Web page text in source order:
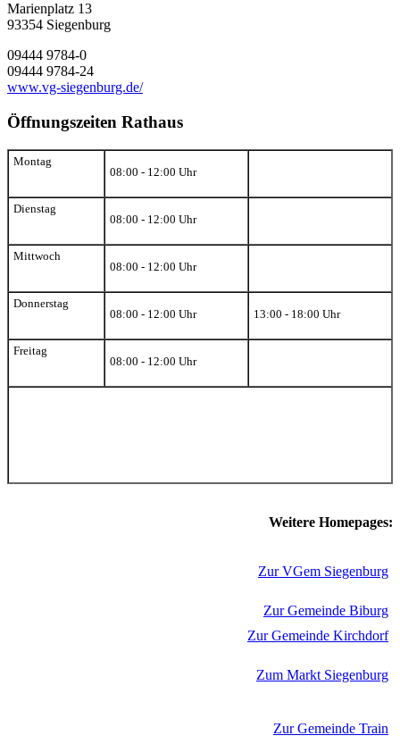
Marienplatz 13
93354 Siegenburg
09444 9784-0
09444 9784-24
www.vg-siegenburg.de/
Öffnungszeiten Rathaus
Montag
08:00 - 12:00 Uhr
Dienstag
08:00 - 12:00 Uhr
Mittwoch
08:00 - 12:00 Uhr
Donnerstag
08:00 - 12:00 Uhr
13:00 - 18:00 Uhr
Freitag
08:00 - 12:00 Uhr
Weitere Homepages:
Zur VGem Siegenburg
Zur Gemeinde Biburg
Zur Gemeinde Kirchdorf
Zum Markt Siegenburg
Zur Gemeinde Train